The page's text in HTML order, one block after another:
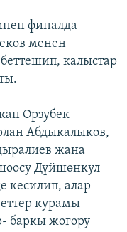
финалда
менен
калыстар
Орзубек
Абдыкалыков,
жана
Дүйшөнкул
кесилип, алар
курамы
баркы жогору